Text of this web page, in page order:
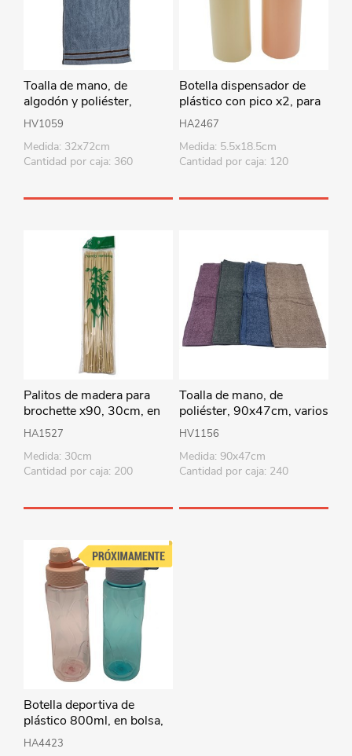
Toalla de mano, de
algodón y poliéster,
32x72cm, varios colores
HV1059
Medida: 32x72cm
Cantidad por caja: 360
Botella dispensador de
plástico con pico x2, para
salsas, en bolsa
HA2467
Medida: 5.5x18.5cm
Cantidad por caja: 120
Palitos de madera para
brochette x90, 30cm, en
bolsa
HA1527
Medida: 30cm
Cantidad por caja: 200
Toalla de mano, de
poliéster, 90x47cm, varios
colores
HV1156
Medida: 90x47cm
Cantidad por caja: 240
Botella deportiva de
plástico 800ml, en bolsa,
varios colores
HA4423